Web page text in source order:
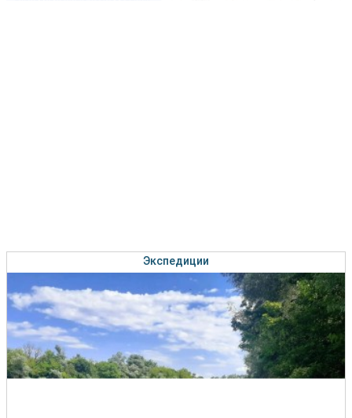
Экспедиции